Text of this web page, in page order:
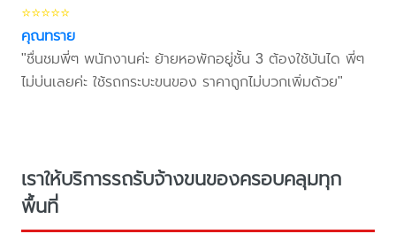
⭐⭐⭐⭐⭐
คุณทราย
"ชื่นชมพี่ๆ พนักงานค่ะ ย้ายหอพักอยู่ชั้น 3 ต้องใช้บันได พี่ๆ
ไม่บ่นเลยค่ะ ใช้รถกระบะขนของ ราคาถูกไม่บวกเพิ่มด้วย"
เราให้บริการรถรับจ้างขนของครอบคลุมทุก
พื้นที่